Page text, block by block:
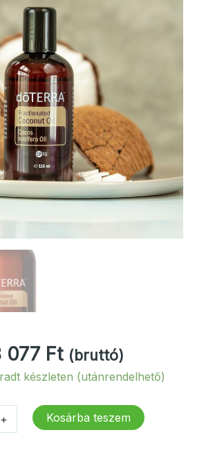
385 Ft.
077 FtCurrent
price
is:
8
077 Ft.
(bruttó)
készleten (utánrendelhető)
+ Kosárba teszem